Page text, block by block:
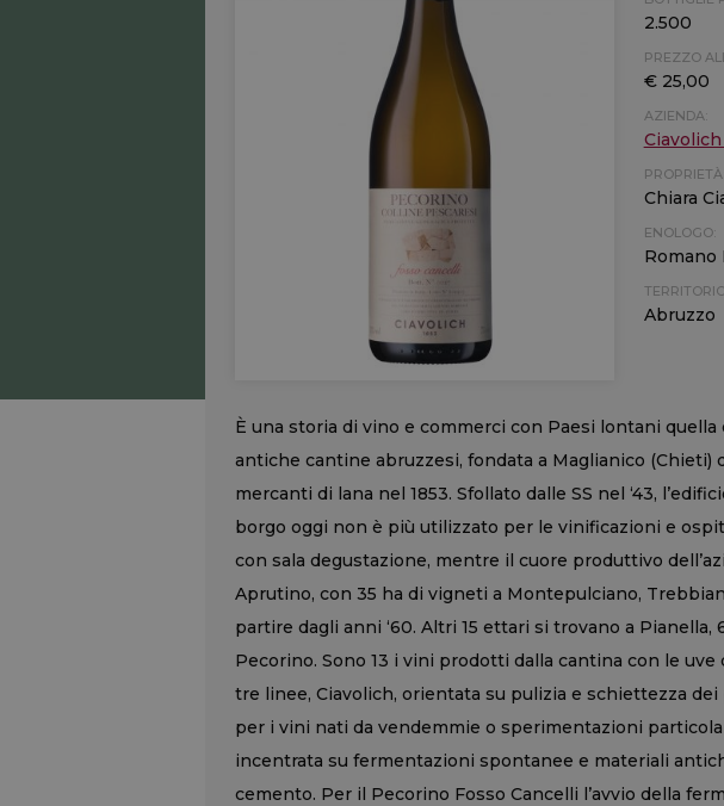
2.500
PREZZO
€ 25,00
AZIENDA:
PROPRIETÀ:
Chiara
ENOLOGO:
Romano
Abruzzo
È una storia di vino e commerci con Paesi lontani quella
antiche cantine abruzzesi, fondata a Maglianico (Chieti)
mercanti di lana nel 1853. Sfollato dalle SS nel ‘43,
borgo oggi non è più utilizzato per le vinificazioni e
con sala degustazione, mentre il cuore produttivo
Aprutino, con 35 ha di vigneti a Montepulciano,
partire dagli anni ‘60. Altri 15 ettari si trovano a Pianella,
Pecorino. Sono 13 i vini prodotti dalla cantina con le
tre linee, Ciavolich, orientata su pulizia e schiettezza
per i vini nati da vendemmie o sperimentazioni
incentrata su fermentazioni spontanee e materiali
cemento. Per il Pecorino Fosso Cancelli l’avvio della